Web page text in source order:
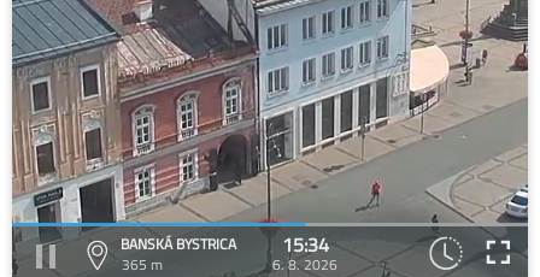
BANSKÁ BYSTRICA
365 m
15:34
6. 8. 2026